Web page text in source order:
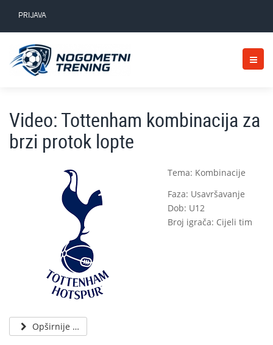
PRIJAVA
Video: Tottenham kombinacija za
brzi protok lopte
Tema: Kombinacije
Faza: Usavršavanje
Dob: U12
Broj igrača: Cijeli tim
Opširnije …